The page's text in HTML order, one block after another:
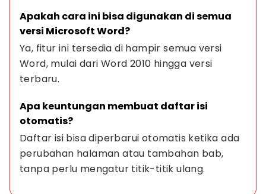
Apakah cara ini bisa digunakan di semua
versi Microsoft Word?
Ya, fitur ini tersedia di hampir semua versi
Word, mulai dari Word 2010 hingga versi
terbaru.
Apa keuntungan membuat daftar isi
otomatis?
Daftar isi bisa diperbarui otomatis ketika ada
perubahan halaman atau tambahan bab,
tanpa perlu mengatur titik-titik ulang.